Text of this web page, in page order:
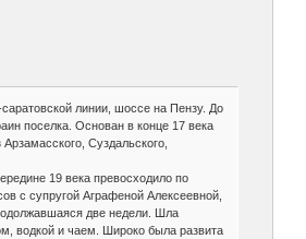
линии, шоссе на Пензу. До
поселка. Основан в конце 17 века
Суздальского,
19 века превосходило по
с супругой Аграфеной Алексеевной,
две недели. Шла
водкой и чаем. Широко была развита